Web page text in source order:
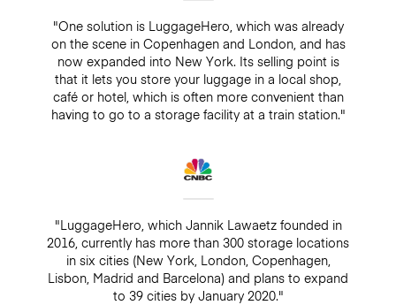
"One solution is LuggageHero, which was already
on the scene in Copenhagen and London, and has
now expanded into New York. Its selling point is
that it lets you store your luggage in a local shop,
café or hotel, which is often more convenient than
having to go to a storage facility at a train station."
"LuggageHero, which Jannik Lawaetz founded in
2016, currently has more than 300 storage locations
in six cities (New York, London, Copenhagen,
Lisbon, Madrid and Barcelona) and plans to expand
to 39 cities by January 2020."